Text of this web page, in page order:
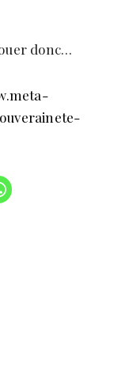
donc…